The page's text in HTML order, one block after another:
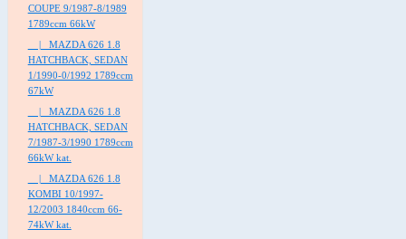
COUPE 9/1987-8/1989
1789ccm 66kW
|_ MAZDA 626 1.8
HATCHBACK, SEDAN
1/1990-0/1992 1789ccm
67kW
|_ MAZDA 626 1.8
HATCHBACK, SEDAN
7/1987-3/1990 1789ccm
66kW kat.
|_ MAZDA 626 1.8
KOMBI 10/1997-
12/2003 1840ccm 66-
74kW kat.